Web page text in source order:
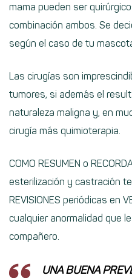
mama pueden ser
combinación ambos. Se
según el caso de tu
Las cirugías son
tumores, si además el
naturaleza maligna y, en
cirugía más quimioterapia.
COMO RESUMEN o
esterilización y castración
REVISIONES periódicas en
cualquier anormalidad que
compañero.
UNA BUENA